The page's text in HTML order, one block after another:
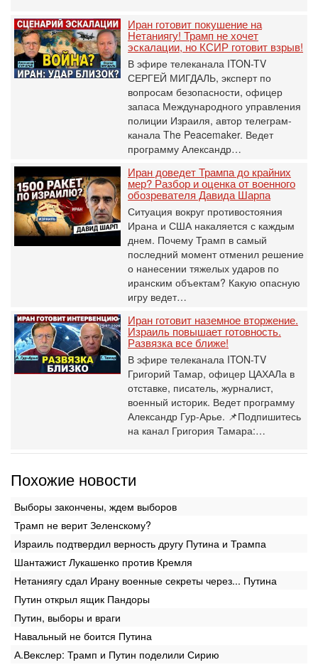
Иран готовит покушение на
Нетаниягу! Трамп не хочет
эскалации, но КСИР готовит взрыв!
В эфире телеканала ITON-TV
СЕРГЕЙ МИГДАЛЬ, эксперт по
вопросам безопасности, офицер
запаса Международного управления
полиции Израиля, автор телеграм-
канала The Peacemaker. Ведет
программу Александр…
Иран доведет Трампа до крайних
мер? Разбор и оценка от военного
обозревателя Давида Шарпа
Ситуация вокруг противостояния
Ирана и США накаляется с каждым
днем. Почему Трамп в самый
последний момент отменил решение
о нанесении тяжелых ударов по
иранским объектам? Какую опасную
игру ведет…
Иран готовит наземное вторжение.
Израиль повышает готовность.
Развязка все ближе!
В эфире телеканала ITON-TV
Григорий Тамар, офицер ЦАХАЛа в
отставке, писатель, журналист,
военный историк. Ведет программу
Александр Гур-Арье. 📌Подпишитесь
на канал Григория Тамара:…
Похожие новости
Выборы закончены, ждем выборов
Трамп не верит Зеленскому?
Израиль подтвердил верность другу Путина и Трампа
Шантажист Лукашенко против Кремля
Нетаниягу сдал Ирану военные секреты через... Путина
Путин открыл ящик Пандоры
Путин, выборы и враги
Навальный не боится Путина
А.Векслер: Трамп и Путин поделили Сирию